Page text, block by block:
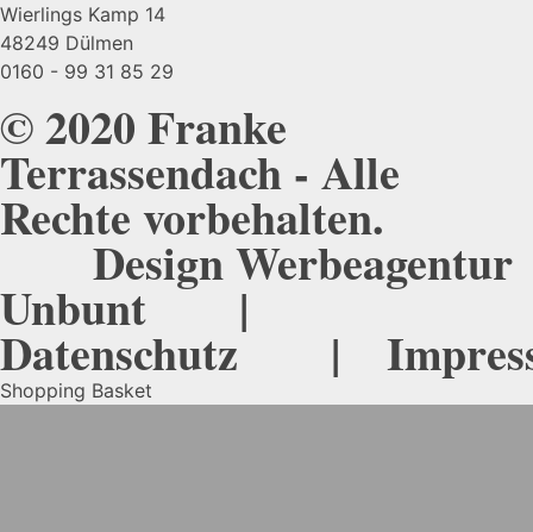
Wierlings Kamp 14
48249 Dülmen
0160 - 99 31 85 29
© 2020 Franke
Terrassendach - Alle
Rechte vorbehalten.
DesignWerbeagentur
Unbunt |
Datenschutz|
Shopping Basket